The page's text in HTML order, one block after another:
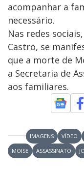
acompanhar a
necessário.
Nas redes
Castro, se
que a morte de
a Secretaria de
aos familiares.
IMAGENS VÍDEO
MOISE
ASSASSINATO